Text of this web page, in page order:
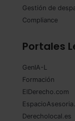
Gestión de
Compliance
Portales
GenIA-L
Formación
ElDerecho.com
Derecholocal.es